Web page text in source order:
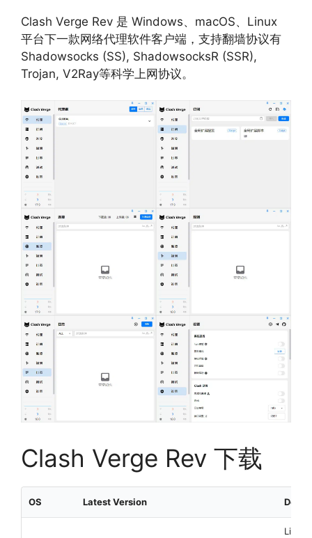
Clash Verge Rev 是 Windows、macOS、Linux
平台下一款网络代理软件客户端，支持翻墙协议有
Shadowsocks (SS), ShadowsocksR (SSR),
Trojan, V2Ray等科学上网协议。
Clash Verge Rev 下载
OS Latest Version
Linux